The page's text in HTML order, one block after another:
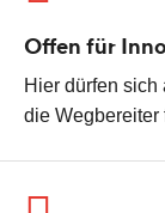
Offen für
Hier dürfen
die Wegbereiter